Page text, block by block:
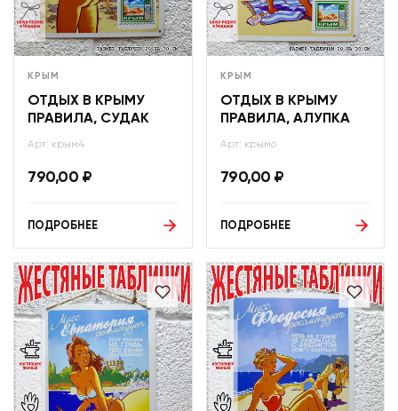
КРЫМ
ОТДЫХ В КРЫМУ
ПРАВИЛА, СУДАК
Арт: крым4
790,00 ₽
ПОДРОБНЕЕ
КРЫМ
ОТДЫХ В КРЫМУ
ПРАВИЛА, АЛУПКА
Арт: крым6
790,00 ₽
ПОДРОБНЕЕ